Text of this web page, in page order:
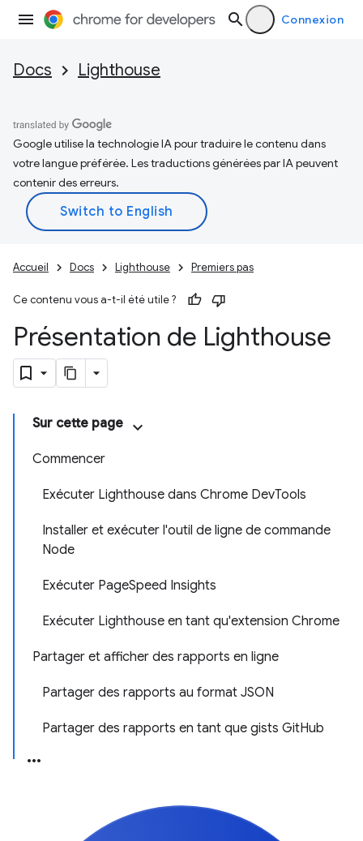
Connexion
Docs Lighthouse
Google utilise la technologie IA pour traduire le contenu dans
votre langue préférée. Les traductions générées par IA peuvent
contenir des erreurs.
Accueil Docs Lighthouse Premiers pas
Ce contenu vous a-t-il été utile ?
Présentation de Lighthouse
Sur cette page
Commencer
Exécuter Lighthouse dans Chrome DevTools
Installer et exécuter l'outil de ligne de commande
Node
Exécuter PageSpeed Insights
Exécuter Lighthouse en tant qu'extension Chrome
Partager et afficher des rapports en ligne
Partager des rapports au format JSON
Partager des rapports en tant que gists GitHub